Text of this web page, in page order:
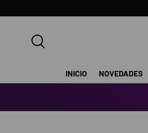
IR AL CONTENIDO
INICIO NOVEDADES